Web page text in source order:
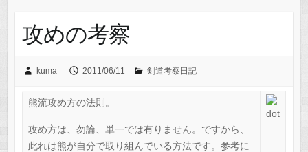
攻めの考察
kuma 2011/06/11 剣道考察日記
熊流攻め方の法則。
攻め方は、勿論、単一では有りません。ですから、
此れは熊が自分で取り組んでいる方法です。参考に